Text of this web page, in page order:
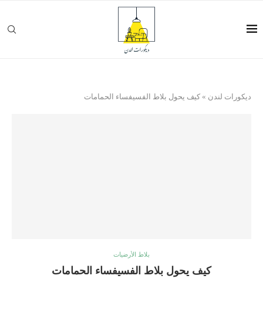
ديكورات لندن » كيف يحول بلاط الفسيفساء الحمامات
بلاط الأرضيات
كيف يحول بلاط الفسيفساء الحمامات